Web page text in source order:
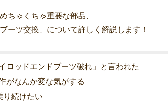
ちゃくちゃ重要な部品、
ーツ交換」について詳しく解説します！
ロッドエンドブーツ破れ」と言われた
がなんか変な気がする
り続けたい